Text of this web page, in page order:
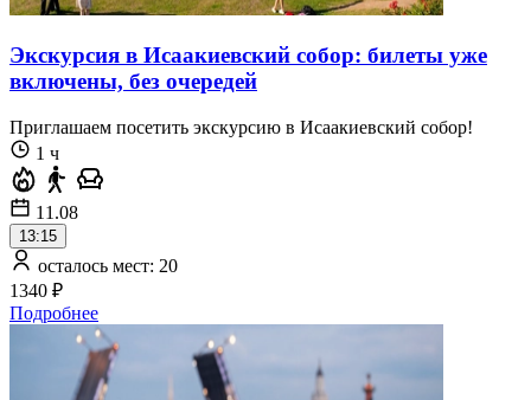
Экскурсия в Исаакиевский собор: билеты уже
включены, без очередей
Приглашаем посетить экскурсию в Исаакиевский собор!
1 ч
11.08
13:15
осталось мест: 20
1340 ₽
Подробнее